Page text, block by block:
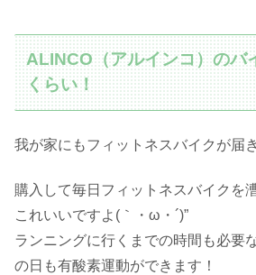
ALINCO（アルインコ）のバ
くらい！
我が家にもフィットネスバイクが届
購入して毎日フィットネスバイクを
これいいですよ(｀・ω・´)”
ランニングに行くまでの時間も必要
の日も有酸素運動ができます！